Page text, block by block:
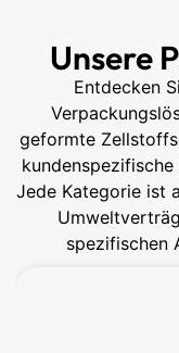
Unsere
Entdecken
geformte
Jede Kategorie ist
spezifischen